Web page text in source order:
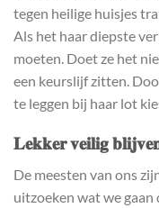
tegen heilige huisjes
Als het haar diepste
moeten. Doet ze het
een keurslijf zitten.
te leggen bij haar lot
𝐋𝐞𝐤𝐤𝐞𝐫 𝐯𝐞𝐢𝐥𝐢𝐠
De meesten van ons
uitzoeken wat we gaan